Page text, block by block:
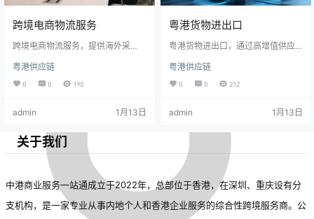
跨境电商物流服务‌
跨境电商物流服务‌，提供‌海外采
储及供应链金融‌等核心服务。
粤港供应链
0 0 190
admin 1月13日
粤港货物进出口
粤港货物进出口，通过高增值供应
海。
粤港供应链
0 0 212
admin 1月13日
关于我们
中港商业服务一站通成立于2022年，总部位于香港，在深圳、重庆设有分
支机构，是一家专业从事内地个人和香港企业服务的综合性跨境服务商。公